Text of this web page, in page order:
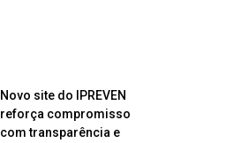
Novo site do IPREVEN
reforça compromisso
com transparência e